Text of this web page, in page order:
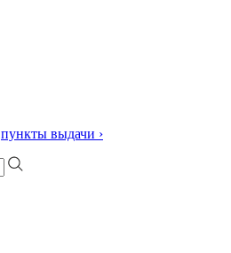
пункты выдачи ›